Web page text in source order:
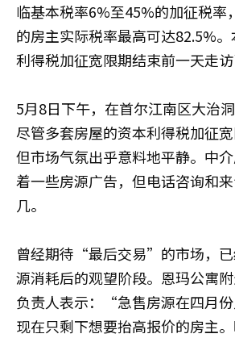
临基本税率6%至45%的加征税率
的房主实际税率最高可达82.5%
利得税加征宽限期结束前一天走访
5月8日下午，在首尔江南区大治
尽管多套房屋的资本利得税加征宽
但市场气氛出乎意料地平静。中
着一些房源广告，但电话咨询和
几。
曾经期待“最后交易”的市场，
源消耗后的观望阶段。恩玛公寓
负责人表示：“急售房源在四月份
现在只剩下想要抬高报价的房主